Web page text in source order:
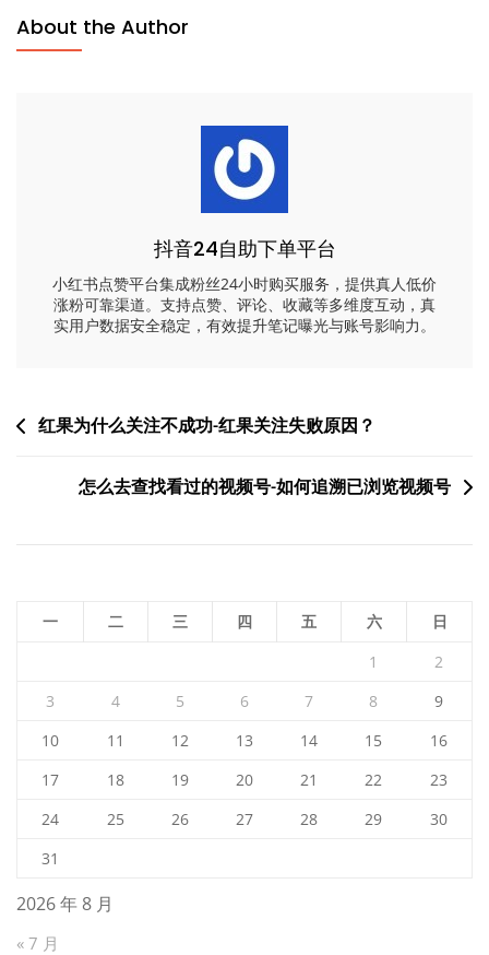
About the Author
抖音24自助下单平台
小红书点赞平台集成粉丝24小时购买服务，提供真人低价
涨粉可靠渠道。支持点赞、评论、收藏等多维度互动，真
实用户数据安全稳定，有效提升笔记曝光与账号影响力。
文红果为什么关注不成功-红果关注失败原因？
怎么去查找看过的视频号-如何追溯已浏览视频号
2026 年 8 月
一 二 三 四 五 六
日
1
2
3
4 5 6 7 8
9
10
11 12 13 14 15
16
17
18 19 20 21 22
23
24
25 26 27 28 29
30
31
« 7 月